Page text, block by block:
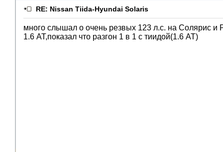
RE: Nissan Tiida-Hyundai Solaris
много слышал о очень резвых 123 л.с. на Солярис и
1.6 АТ,показал что разгон 1 в 1 с тиидой(1.6 АТ)